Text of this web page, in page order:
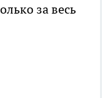
за весь